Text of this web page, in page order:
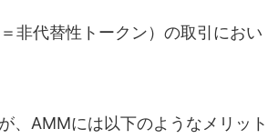
代替性トークン）の取引におい
、AMMには以下のようなメリット